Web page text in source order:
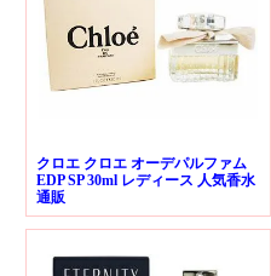
クロエ クロエ オーデパルファム
EDP SP 30ml レディース 人気香水
通販